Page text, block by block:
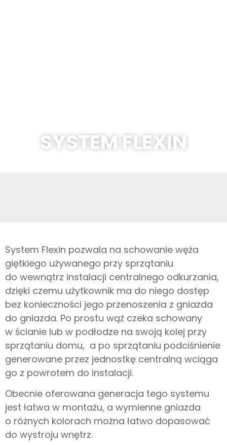
SYSTEM FLEXIN
System Flexin pozwala na schowanie węża
giętkiego używanego przy sprzątaniu
do wewnątrz instalacji centralnego odkurzania,
dzięki czemu użytkownik ma do niego dostęp
bez konieczności jego przenoszenia z gniazda
do gniazda. Po prostu wąż czeka schowany
w ścianie lub w podłodze na swoją kolej przy
sprzątaniu domu, a po sprzątaniu podciśnienie
generowane przez jednostkę centralną wciąga
go z powrotem do instalacji.
Obecnie oferowana generacja tego systemu
jest łatwa w montażu, a wymienne gniazda
o różnych kolorach można łatwo dopasować
do wystroju wnętrz.